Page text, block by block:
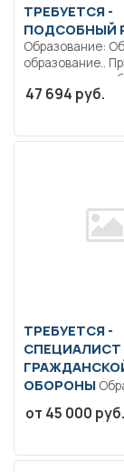
ТРЕБУЕТСЯ -
ПОДСОБНЫЙ
Образование:
образование..
подготовке к
поливомоечной
47 694 руб.
ТРЕБУЕТСЯ -
СПЕЦИАЛИСТ
ОБОРОНЫ
и ведение
от 45 000 руб.